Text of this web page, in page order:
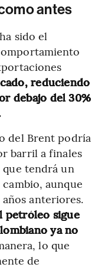
antes
ha sido el
reduciendo
debajo del 30%
del Brent podría
barril a finales
tendrá un
aunque
anteriores.
petróleo sigue
ya no
lo que
de